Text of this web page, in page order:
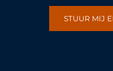
STUUR MIJ